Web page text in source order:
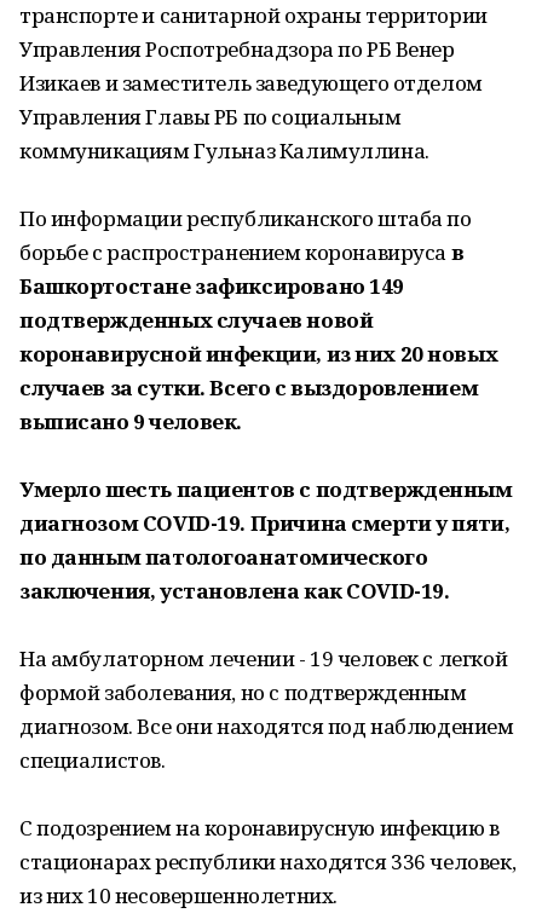
транспорте и санитарной охраны территории
Управления Роспотребнадзора по РБ Венер
Изикаев и заместитель заведующего отделом
Управления Главы РБ по социальным
коммуникациям Гульназ Калимуллина.
По информации республиканского штаба по
борьбе с распространением коронавируса в
Башкортостане зафиксировано 149
подтвержденных случаев новой
коронавирусной инфекции, из них 20 новых
случаев за сутки. Всего с выздоровлением
выписано 9 человек.
Умерло шесть пациентов с подтвержденным
диагнозом COVID-19. Причина смерти у пяти,
по данным патологоанатомического
заключения, установлена как COVID-19.
На амбулаторном лечении - 19 человек с легкой
формой заболевания, но с подтвержденным
диагнозом. Все они находятся под наблюдением
специалистов.
С подозрением на коронавирусную инфекцию в
стационарах республики находятся 336 человек,
из них 10 несовершеннолетних.